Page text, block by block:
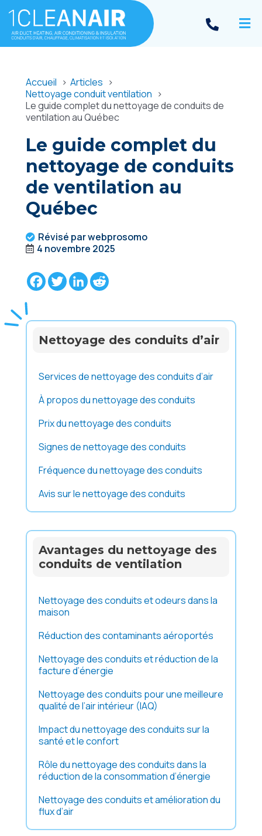
Accueil
Articles
Nettoyage conduit ventilation
Le guide complet du nettoyage de conduits de
ventilation au Québec
Le guide complet du
nettoyage de conduits
de ventilation au
Québec
Révisé par webprosomo
4 novembre 2025
Facebook
TwitterLinkedIn
Nettoyage des conduits d’air
Services de nettoyage des conduits d’air
À propos du nettoyage des conduits
Prix du nettoyage des conduits
Signes de nettoyage des conduits
Fréquence du nettoyage des conduits
Avis sur le nettoyage des conduits
Avantages du nettoyage des
conduits de ventilation
Nettoyage des conduits et odeurs dans la
maison
Réduction des contaminants aéroportés
Nettoyage des conduits et réduction de la
facture d’énergie
Nettoyage des conduits pour une meilleure
qualité de l’air intérieur (IAQ)
Impact du nettoyage des conduits sur la
santé et le confort
Rôle du nettoyage des conduits dans la
réduction de la consommation d’énergie
Nettoyage des conduits et amélioration du
flux d’air